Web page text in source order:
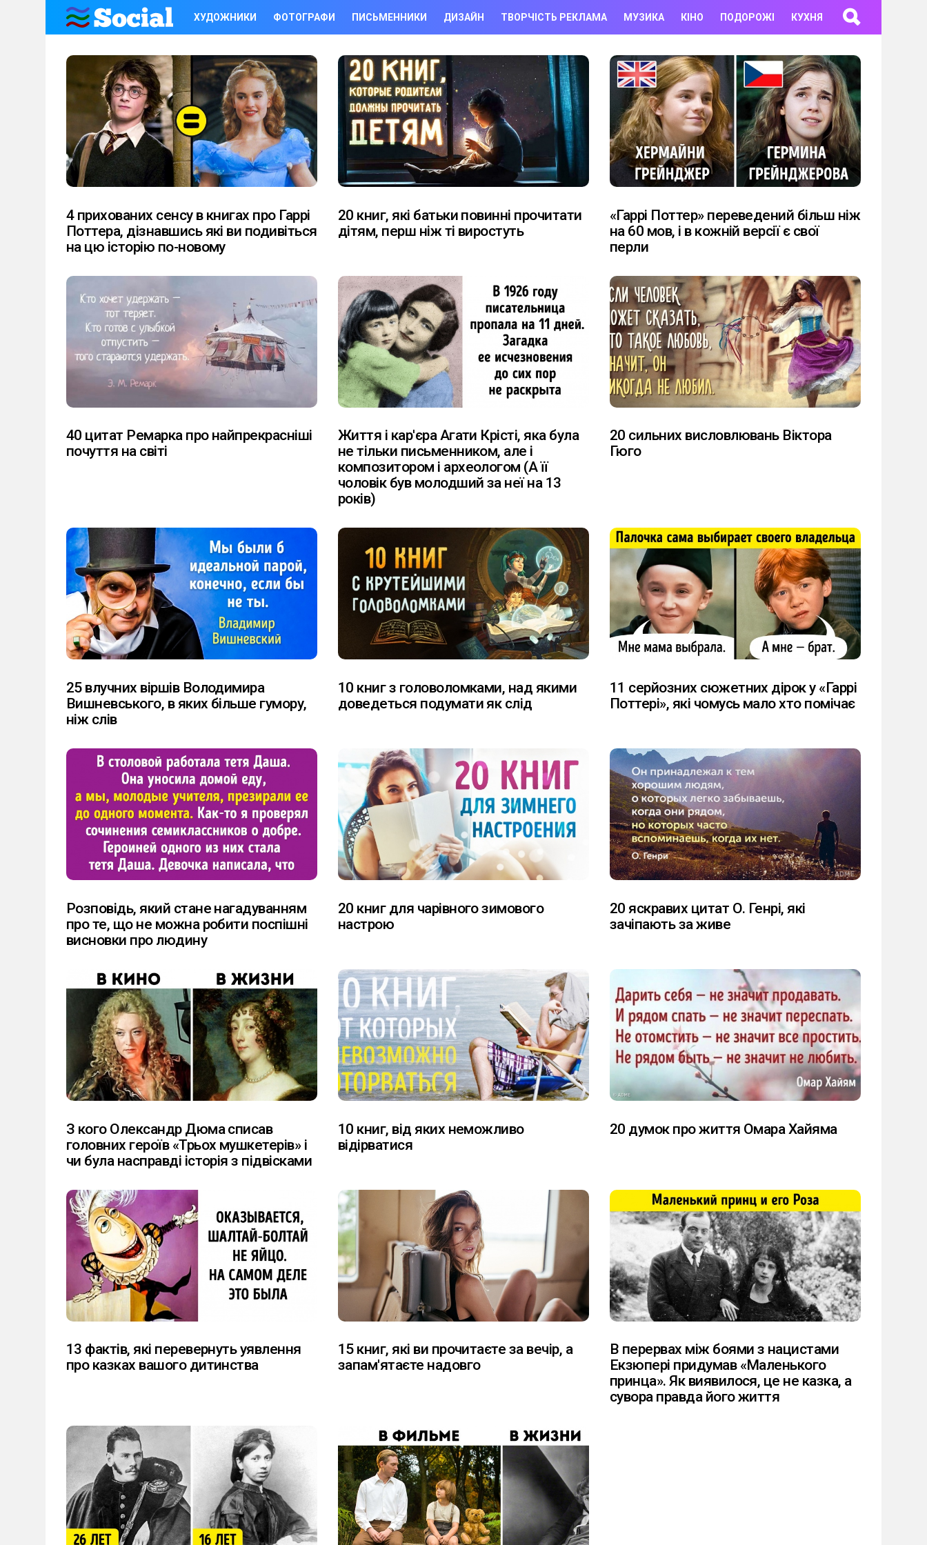
ХУДОЖНИКИ ФОТОГРАФИ ПИСЬМЕННИКИ ДИЗАЙН ТВОРЧІСТЬ РЕКЛАМА МУЗИКА КІНО ПОДОРОЖІ КУХНЯ
LATEST
STORIES
4 прихованих сенсу в книгах про Гаррі
Поттера, дізнавшись які ви подивіться
на цю історію по-новому
20 книг, які батьки повинні прочитати
дітям, перш ніж ті виростуть
«Гаррі Поттер» переведений більш ніж
на 60 мов, і в кожній версії є свої
перли
40 цитат Ремарка про найпрекрасніші
почуття на світі
Життя і кар'єра Агати Крісті, яка була
не тільки письменником, але і
композитором і археологом (А її
чоловік був молодший за неї на 13
років)
20 сильних висловлювань Віктора
Гюго
25 влучних віршів Володимира
Вишневського, в яких більше гумору,
ніж слів
10 книг з головоломками, над якими
доведеться подумати як слід
11 серйозних сюжетних дірок у «Гаррі
Поттері», які чомусь мало хто помічає
Розповідь, який стане нагадуванням
про те, що не можна робити поспішні
висновки про людину
20 книг для чарівного зимового
настрою
20 яскравих цитат О. Генрі, які
зачіпають за живе
З кого Олександр Дюма списав
головних героїв «Трьох мушкетерів» і
чи була насправді історія з підвісками
10 книг, від яких неможливо
відірватися
20 думок про життя Омара Хайяма
13 фактів, які перевернуть уявлення
про казках вашого дитинства
15 книг, які ви прочитаєте за вечір, а
запам'ятаєте надовго
В перервах між боями з нацистами
Екзюпері придумав «Маленького
принца». Як виявилося, це не казка, а
сувора правда його життя